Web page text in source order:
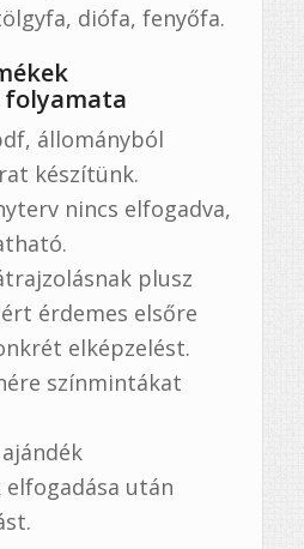
diófa, fenyőfa.
folyamata
állományból
készítünk.
nincs elfogadva,
plusz
érdemes elsőre
elképzelést.
színmintákat
után